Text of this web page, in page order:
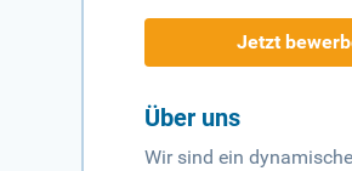
Jetzt
Über uns
Wir sind ein